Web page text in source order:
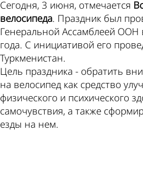
Сегодня, 3 июня, отмечается
велосипеда. Праздник был
Генеральной Ассамблеей ООН
года. С инициативой его
Туркменистан.
Цель праздника - обратить
на велосипед как средство
физического и психического
самочувствия, а также
езды на нем.